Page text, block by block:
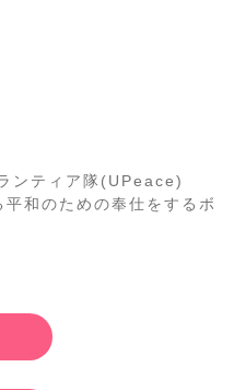
ンティア隊(UPeace)
和のための奉仕をするボ